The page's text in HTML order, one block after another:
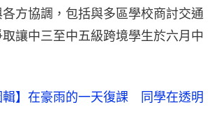
方協調，包括與多區學校商討交通
讓中三至中五級跨境學生於六月中
輯】在豪雨的一天復課 同學在透明